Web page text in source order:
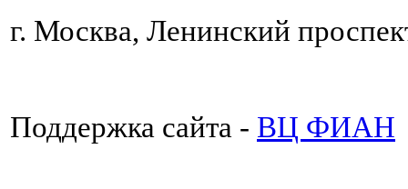
г. Москва, Ленинский
Поддержка сайта - ВЦ ФИАН